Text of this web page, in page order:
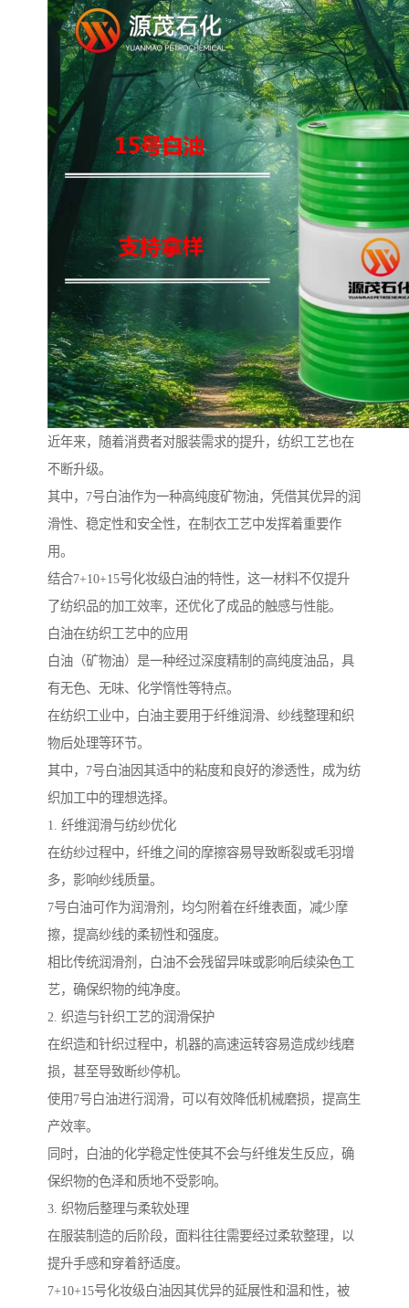
近年来，随着消费者对服装需求的提升，纺织工艺也在
不断升级。
其中，7号白油作为一种高纯度矿物油，凭借其优异的润
滑性、稳定性和安全性，在制衣工艺中发挥着重要作
用。
结合7+10+15号化妆级白油的特性，这一材料不仅提升
了纺织品的加工效率，还优化了成品的触感与性能。
白油在纺织工艺中的应用
白油（矿物油）是一种经过深度精制的高纯度油品，具
有无色、无味、化学惰性等特点。
在纺织工业中，白油主要用于纤维润滑、纱线整理和织
物后处理等环节。
其中，7号白油因其适中的粘度和良好的渗透性，成为纺
织加工中的理想选择。
1. 纤维润滑与纺纱优化
在纺纱过程中，纤维之间的摩擦容易导致断裂或毛羽增
多，影响纱线质量。
7号白油可作为润滑剂，均匀附着在纤维表面，减少摩
擦，提高纱线的柔韧性和强度。
相比传统润滑剂，白油不会残留异味或影响后续染色工
艺，确保织物的纯净度。
2. 织造与针织工艺的润滑保护
在织造和针织过程中，机器的高速运转容易造成纱线磨
损，甚至导致断纱停机。
使用7号白油进行润滑，可以有效降低机械磨损，提高生
产效率。
同时，白油的化学稳定性使其不会与纤维发生反应，确
保织物的色泽和质地不受影响。
3. 织物后整理与柔软处理
在服装制造的后阶段，面料往往需要经过柔软整理，以
提升手感和穿着舒适度。
7+10+15号化妆级白油因其优异的延展性和温和性，被